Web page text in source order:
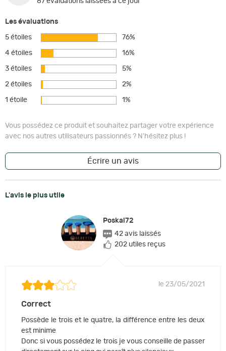
Les évaluations
5 étoiles 76%
4 étoiles 16%
3 étoiles 5%
2 étoiles 2%
1 étoile 1%
Vous possédez ce produit et souhaitez partager votre expérience
avec nos autres utilisateurs passionnés ? N'hésitez plus !
Écrire un avis
L'avis le plus utile
Poskai72
42 avis laissés
202 utiles reçus
le 23/05/2021
Correct
Possède le trois et le quatre, la différence entre les deux
est minime
Donc si vous possédez le trois je vous conseille de passer